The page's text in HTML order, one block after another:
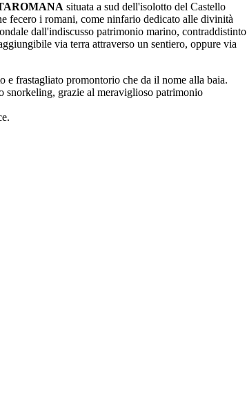
situata a sud dell'isolotto del Castello
fecero i romani, come ninfario dedicato alle divinità
dall'indiscusso patrimonio marino, contraddistinto
via terra attraverso un sentiero, oppure via
e frastagliato promontorio che da il nome alla baia.
snorkeling, grazie al meraviglioso patrimonio